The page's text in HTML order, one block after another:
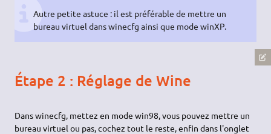
Autre petite astuce : il est préférable de mettre un
bureau virtuel dans winecfg ainsi que mode winXP.
Étape 2 : Réglage de Wine
Dans winecfg, mettez en mode win98, vous pouvez mettre un
bureau virtuel ou pas, cochez tout le reste, enfin dans l'onglet